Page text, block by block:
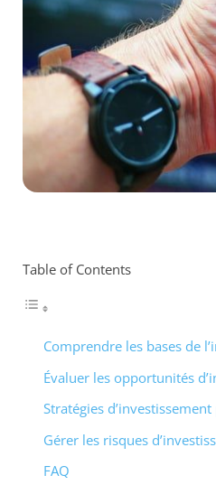
Table of Contents
Comprendre les bases de
Évaluer les opportunités
Stratégies
Gérer les risques
FAQ